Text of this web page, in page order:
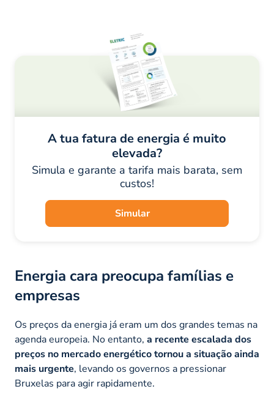
A tua fatura de energia é muito
elevada?
Simula e garante a tarifa mais barata, sem
custos!
Simular
Energia cara preocupa famílias e
empresas
Os preços da energia já eram um dos grandes temas na
agenda europeia. No entanto, a recente escalada dos
preços no mercado energético tornou a situação ainda
mais urgente, levando os governos a pressionar
Bruxelas para agir rapidamente.